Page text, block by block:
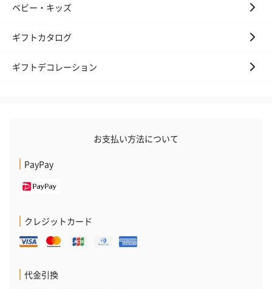
還暦祝いちょい足しギフト
還暦のお祝いにぴったりのアイテムを同梱してお届けいたしま
還暦今治ハンドタオル
ベビー・キッズ
ギフトカタログ
ギフトデコレーション
お支払い方法について
PayPay
クレジットカード
代金引換